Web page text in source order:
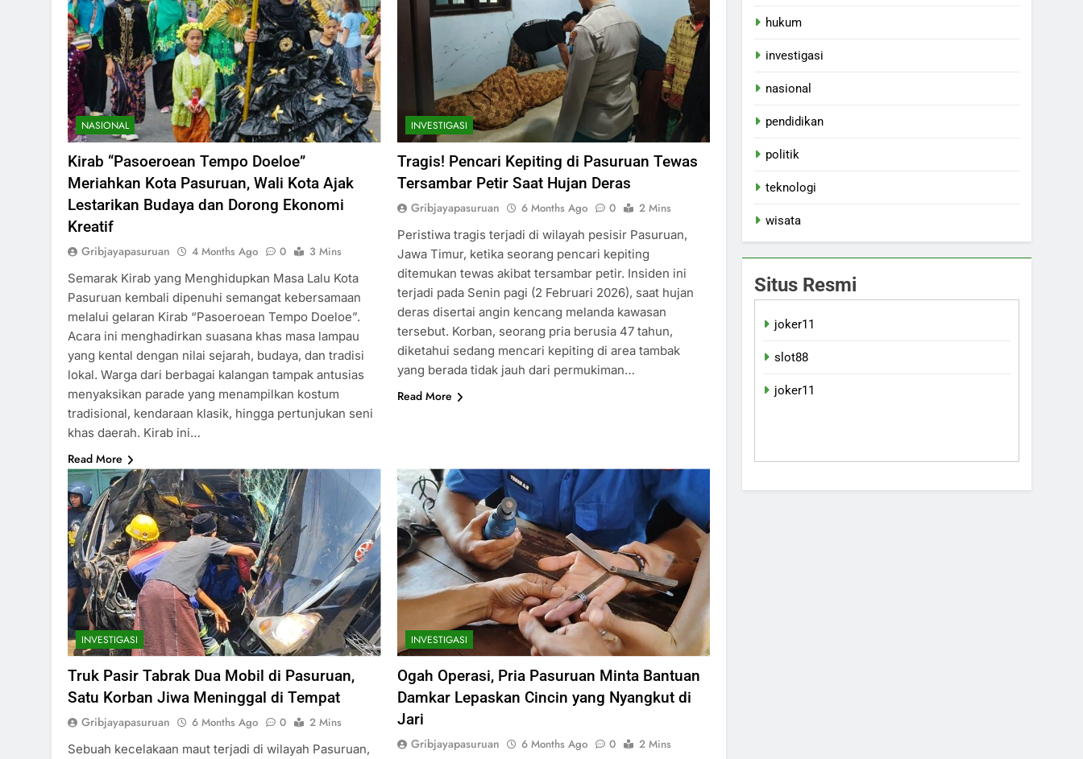
NASIONAL
Kirab “Pasoeroean Tempo Doeloe”
Meriahkan Kota Pasuruan, Wali Kota Ajak
Lestarikan Budaya dan Dorong Ekonomi
Kreatif
Gribjayapasuruan 4 Months Ago 0
3 Mins
Semarak Kirab yang Menghidupkan Masa Lalu Kota
Pasuruan kembali dipenuhi semangat kebersamaan
melalui gelaran Kirab “Pasoeroean Tempo Doeloe”.
Acara ini menghadirkan suasana khas masa lampau
yang kental dengan nilai sejarah, budaya, dan tradisi
lokal. Warga dari berbagai kalangan tampak antusias
menyaksikan parade yang menampilkan kostum
tradisional, kendaraan klasik, hingga pertunjukan seni
khas daerah. Kirab ini…
Read More
INVESTIGASI
Tragis! Pencari Kepiting di Pasuruan Tewas
Tersambar Petir Saat Hujan Deras
Gribjayapasuruan 6 Months Ago 0
2 Mins
Peristiwa tragis terjadi di wilayah pesisir Pasuruan,
Jawa Timur, ketika seorang pencari kepiting
ditemukan tewas akibat tersambar petir. Insiden ini
terjadi pada Senin pagi (2 Februari 2026), saat hujan
deras disertai angin kencang melanda kawasan
tersebut. Korban, seorang pria berusia 47 tahun,
diketahui sedang mencari kepiting di area tambak
yang berada tidak jauh dari permukiman…
Read More
INVESTIGASI
Truk Pasir Tabrak Dua Mobil di Pasuruan,
Satu Korban Jiwa Meninggal di Tempat
Gribjayapasuruan 6 Months Ago 0
2 Mins
Sebuah kecelakaan maut terjadi di wilayah Pasuruan,
INVESTIGASI
Ogah Operasi, Pria Pasuruan Minta Bantuan
Damkar Lepaskan Cincin yang Nyangkut di
Jari
Gribjayapasuruan 6 Months Ago 0
2 Mins
hukum
investigasi
nasional
pendidikan
politik
teknologi
wisata
Situs Resmi
joker11
slot88
joker11